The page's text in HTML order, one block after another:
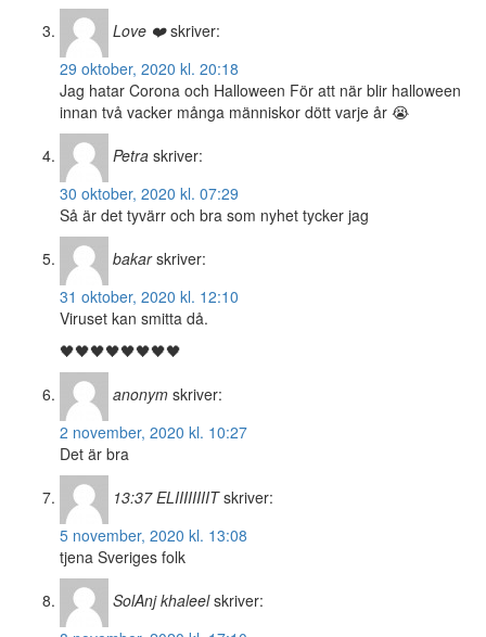
Love ❤️ skriver:
29 oktober, 2020 kl. 20:18
Jag hatar Corona och Halloween För att när blir halloween
innan två vacker många människor dött varje år 😭
Petra skriver:
30 oktober, 2020 kl. 07:29
Så är det tyvärr och bra som nyhet tycker jag
bakar skriver:
31 oktober, 2020 kl. 12:10
Viruset kan smitta då.
🖤🖤🖤🖤🖤🖤🖤🖤
anonym skriver:
2 november, 2020 kl. 10:27
Det är bra
13:37 ELIIIIIIIIT skriver:
5 november, 2020 kl. 13:08
tjena Sveriges folk
SolAnj khaleel skriver: